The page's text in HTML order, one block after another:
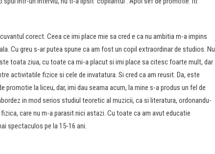
corect. Ceea ce imi place mie sa cred e ca nu ambitia m-a impins
Cu greu s-ar putea spune ca am fost un copil extraordinar de studios. Nu
toata ziua, cu toate ca mi-a placut si imi place sa citesc foarte mult, dar
activitatile fizice si cele de invatatura. Si cred ca am reusit. Da, este
promotie la liceu, dar, imi dau seama acum, la mine s-a produs un fel de
in mod serios studiul teoretic al muzicii, ca si literatura, ordonandu-
care nu m-a parasit nici astazi. Cu toate ca am avut educatie
spectaculos pe la 15-16 ani.